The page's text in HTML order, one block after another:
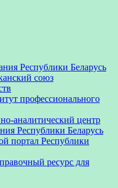
Республики Беларусь
союз
профессионального
аналитический центр
Республики Беларусь
портал Республики
ресурс для